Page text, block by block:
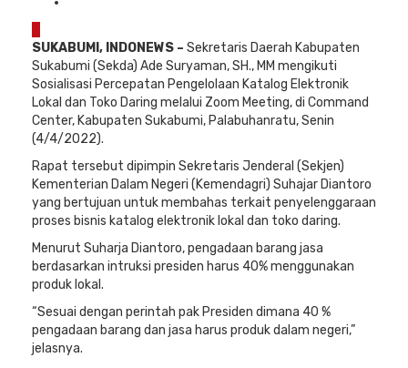
SUKABUMI, INDONEWS – Sekretaris Daerah Kabupaten
Sukabumi (Sekda) Ade Suryaman, SH., MM mengikuti
Sosialisasi Percepatan Pengelolaan Katalog Elektronik
Lokal dan Toko Daring melalui Zoom Meeting, di Command
Center, Kabupaten Sukabumi, Palabuhanratu, Senin
(4/4/2022).
Rapat tersebut dipimpin Sekretaris Jenderal (Sekjen)
Kementerian Dalam Negeri (Kemendagri) Suhajar Diantoro
yang bertujuan untuk membahas terkait penyelenggaraan
proses bisnis katalog elektronik lokal dan toko daring.
Menurut Suharja Diantoro, pengadaan barang jasa
berdasarkan intruksi presiden harus 40% menggunakan
produk lokal.
“Sesuai dengan perintah pak Presiden dimana 40 %
pengadaan barang dan jasa harus produk dalam negeri,”
jelasnya.